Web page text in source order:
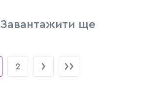
Завантажити ще
2